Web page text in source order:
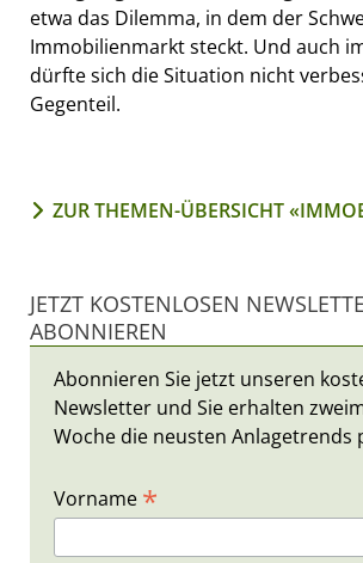
etwa das Dilemma, in dem der
Immobilienmarkt steckt. Und auch
dürfte sich die Situation nicht
Gegenteil.
ZUR THEMEN-ÜBERSICHT
JETZT KOSTENLOSEN
ABONNIEREN
Abonnieren Sie jetzt unseren
Newsletter und Sie erhalten
Woche die neusten Anlagetrends
Vorname *